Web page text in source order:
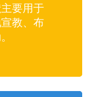
要用于
教、布